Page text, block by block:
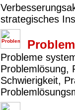
strategisches
Probleme
Problemlösung,
Schwierigkeit,